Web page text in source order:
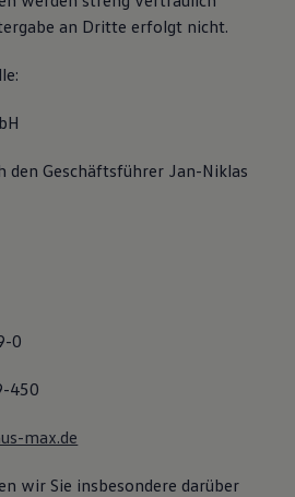
R
an Dritte erfolgt nicht.
den Geschäftsführer Jan-Niklas
0
450
max.de
wir Sie insbesondere darüber